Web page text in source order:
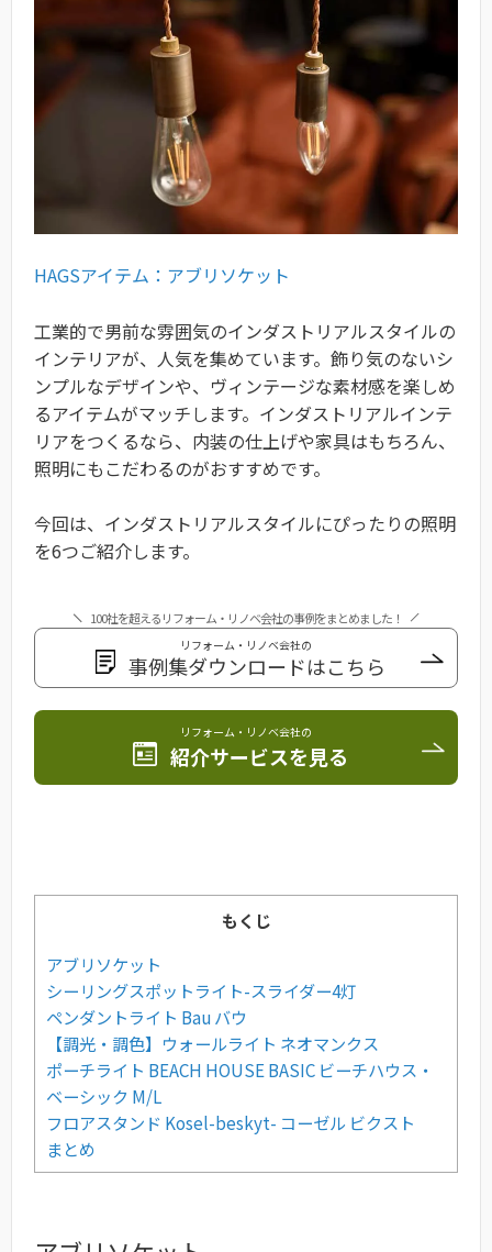
HAGSアイテム：アブリソケット
工業的で男前な雰囲気のインダストリアルスタイルの
インテリアが、人気を集めています。飾り気のないシ
ンプルなデザインや、ヴィンテージな素材感を楽しめ
るアイテムがマッチします。インダストリアルインテ
リアをつくるなら、内装の仕上げや家具はもちろん、
照明にもこだわるのがおすすめです。
今回は、インダストリアルスタイルにぴったりの照明
を6つご紹介します。
100社を超えるリフォーム・リノベ会社の事例をまとめました！
リフォーム・リノベ会社の
事例集ダウンロードはこちら
リフォーム・リノベ会社の
紹介サービスを見る
もくじ
アブリソケット
シーリングスポットライト-スライダー4灯
ペンダントライト Bau バウ
【調光・調色】ウォールライト ネオマンクス
ポーチライト BEACH HOUSE BASIC ビーチハウス・
ベーシック M/L
フロアスタンド Kosel-beskyt- コーゼル ビクスト
まとめ